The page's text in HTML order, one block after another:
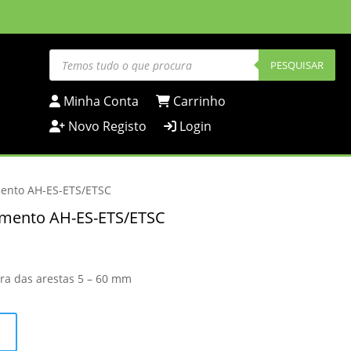
Products
search PESQUISAR
Minha Conta
Carrinho
Novo Registo
Login
AH-ES-ETS/ETSC
AH-ES-ETS/ETSC
das arestas 5 – 60 mm